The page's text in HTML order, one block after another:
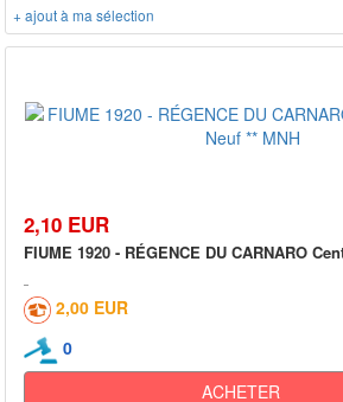
+ ajout à ma sélection
2,10 EUR
FIUME 1920 - RÉGENCE DU CARNARO
2,00 EUR
0
ACHETER